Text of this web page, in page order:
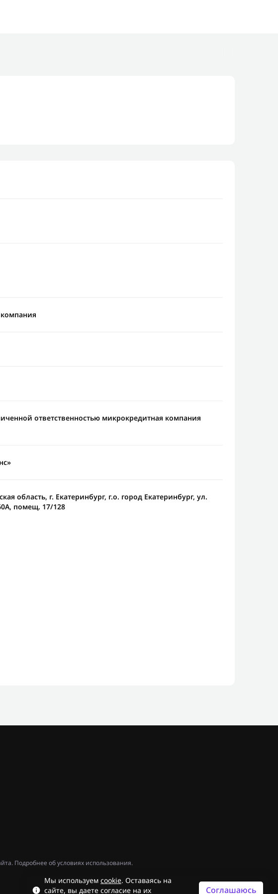
ответственностью микрокредитная компания
область, г. Екатеринбург, г.о. город Екатеринбург, ул.
помещ. 17/128
Подробнее об условиях использования.
Мы используем cookie. Оставаясь на
сайте, вы даете согласие на их
Соглашаюсь